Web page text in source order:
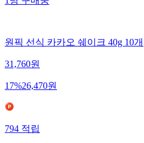
1명구매중
원픽 선식 카카오 쉐이크 40g 10개
31,760원
17%26,470원
794적립